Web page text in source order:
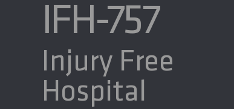
IFH-757
Injury Free
Hospital